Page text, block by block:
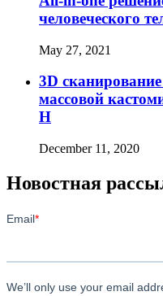
человеческого
May 27, 2021
3D
массовой
H
December 11, 2020
Новостная